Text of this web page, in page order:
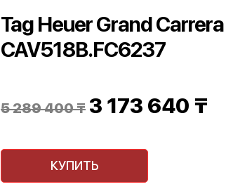
Tag Heuer Grand Carrera
CAV518B.FC6237
5 289 400₸ Первоначальная
составляла
3 173 640 ₸
КУПИТЬ